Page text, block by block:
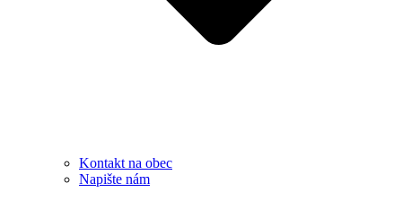
Kontakt na obec
Napište nám